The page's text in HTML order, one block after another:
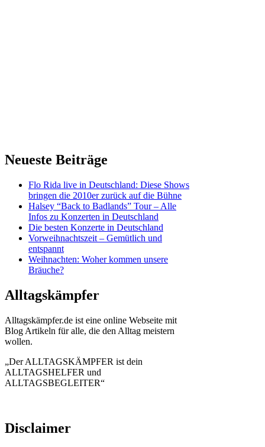
Neueste Beiträge
Flo Rida live in Deutschland: Diese Shows
bringen die 2010er zurück auf die Bühne
Halsey “Back to Badlands” Tour – Alle
Infos zu Konzerten in Deutschland
Die besten Konzerte in Deutschland
Vorweihnachtszeit – Gemütlich und
entspannt
Weihnachten: Woher kommen unsere
Bräuche?
Alltagskämpfer
Alltagskämpfer.de ist eine online Webseite mit
Blog Artikeln für alle, die den Alltag meistern
wollen.
„Der ALLTAGSKÄMPFER ist dein
ALLTAGSHELFER und
ALLTAGSBEGLEITER“
Disclaimer